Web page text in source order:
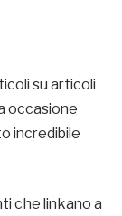
su articoli
occasione
incredibile
che linkano a